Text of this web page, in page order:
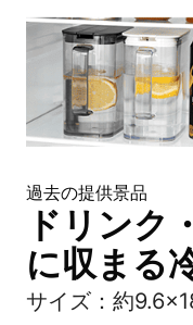
過去の提供景品
ドリンク
に収まる
サイズ：約